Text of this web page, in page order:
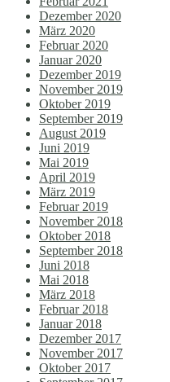
Dezember 2020
März 2020
Februar 2020
Januar 2020
Dezember 2019
November 2019
Oktober 2019
September 2019
August 2019
Juni 2019
Mai 2019
April 2019
März 2019
Februar 2019
November 2018
Oktober 2018
September 2018
Juni 2018
Mai 2018
März 2018
Februar 2018
Januar 2018
Dezember 2017
November 2017
Oktober 2017